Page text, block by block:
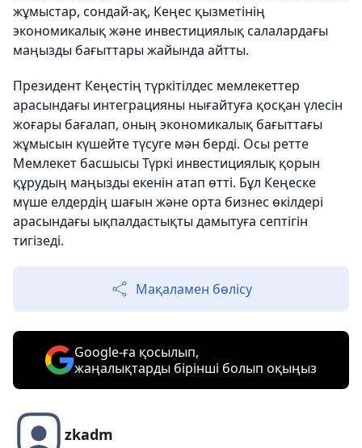
жұмыстар, сондай-ақ, Кеңес қызметінің
экономикалық және инвестициялық салалардағы
маңызды бағыттары жайында айтты.
Президент Кеңестің түркітілдес мемлекеттер
арасындағы интеграцияны нығайтуға қосқан үлесін
жоғары бағалап, оның экономикалық бағыттағы
жұмысын күшейте түсуге мән берді. Осы ретте
Мемлекет басшысы Түркі инвестициялық қорын
құрудың маңызды екенін атап өтті. Бұл Кеңеске
мүше елдердің шағын және орта бизнес өкілдері
арасындағы ықпалдастықты дамытуға септігін
тигізеді.
Мақаламен бөлісу
Google-ға қосылып,
жаңалықтарды бірінші болып оқыңыз
zkadm